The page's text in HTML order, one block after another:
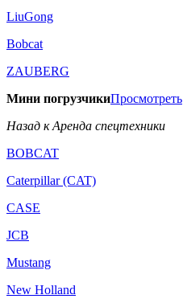
LiuGong
Bobcat
ZAUBERG
Мини погрузчикиПросмотреть
Назад к Аренда спецтехники
BOBCAT
Caterpillar (CAT)
CASE
JCB
Mustang
New Holland